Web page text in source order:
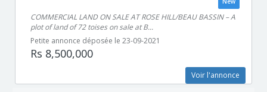
COMMERCIAL LAND ON SALE AT ROSE HILL/BEAU BASSIN – A
plot of land of 72 toises on sale at B...
Petite annonce déposée le 23-09-2021
Rs 8,500,000
Voir l'annonce